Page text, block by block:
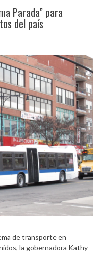
Parada” para
del país
de transporte en
la gobernadora Kathy